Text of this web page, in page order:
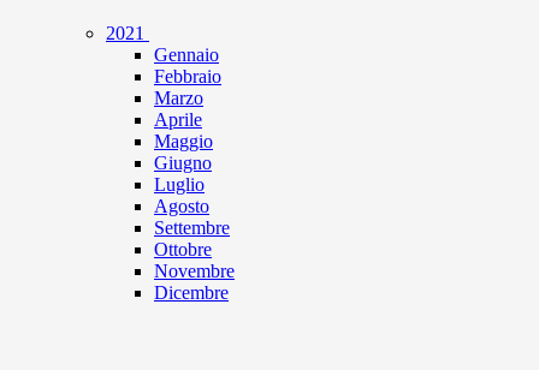
2021
Gennaio
Febbraio
Marzo
Aprile
Maggio
Giugno
Luglio
Agosto
Settembre
Ottobre
Novembre
Dicembre